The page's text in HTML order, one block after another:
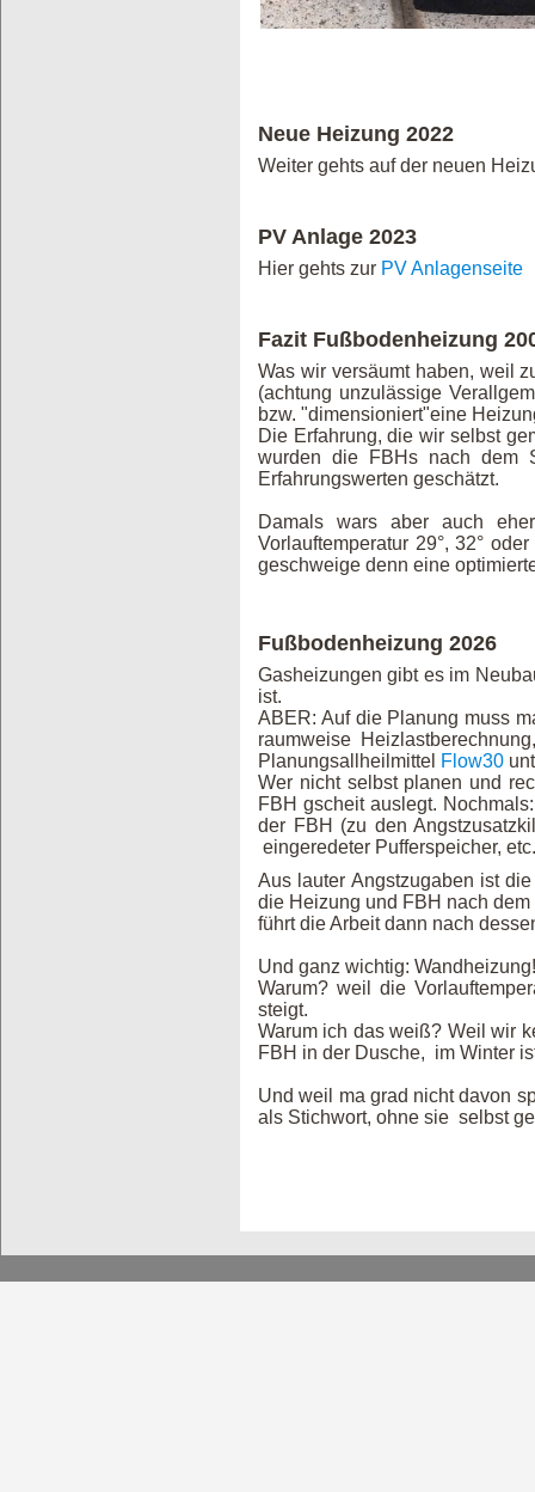
Neue Heizung 2022
Weiter gehts auf der neuen
PV Anlage 2023
Hier gehts zur PV Anlagenseite
Fazit Fußbodenheizung
Was wir versäumt haben, weil
(achtung unzulässige
bzw. "dimensioniert"eine
Die Erfahrung, die wir selbst
wurden die FBHs nach dem
Erfahrungswerten geschätzt.
Damals wars aber auch
Vorlauftemperatur 29°, 32°
geschweige denn eine
Fußbodenheizung 2026
Gasheizungen gibt es im
ist.
ABER: Auf die Planung muss
raumweise
Planungsallheilmittel Flow30
Wer nicht selbst planen und
FBH gscheit auslegt.
der FBH (zu den
eingeredeter Pufferspeicher,
Aus lauter Angstzugaben ist
die Heizung und FBH nach
führt die Arbeit dann nach
Und ganz wichtig:
Warum? weil die
steigt.
Warum ich das weiß? Weil wir
FBH in der Dusche, im Winter
Und weil ma grad nicht davon
als Stichwort, ohne sie selbst